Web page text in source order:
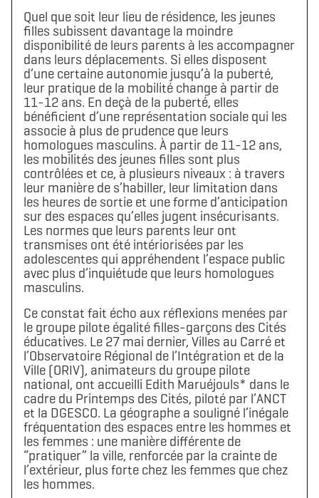
Télécharger le logo
(format .svg)
Télécharger le dossier d'identité complet
(format .zip)
Quel que soit leur lieu de résidence, les jeunes
filles subissent davantage la moindre
disponibilité de leurs parents à les accompagner
dans leurs déplacements. Si elles disposent
d’une certaine autonomie jusqu’à la puberté,
leur pratique de la mobilité change à partir de
11-12 ans. En deçà de la puberté, elles
bénéficient d’une représentation sociale qui les
associe à plus de prudence que leurs
homologues masculins. À partir de 11-12 ans,
les mobilités des jeunes filles sont plus
contrôlées et ce, à plusieurs niveaux : à travers
leur manière de s’habiller, leur limitation dans
les heures de sortie et une forme d’anticipation
sur des espaces qu’elles jugent insécurisants.
Les normes que leurs parents leur ont
transmises ont été intériorisées par les
adolescentes qui appréhendent l’espace public
avec plus d’inquiétude que leurs homologues
masculins.
Ce constat fait écho aux réflexions menées par
le groupe pilote égalité filles-garçons des Cités
éducatives. Le 27 mai dernier, Villes au Carré et
l’Observatoire Régional de l’Intégration et de la
Ville (ORIV), animateurs du groupe pilote
national, ont accueilli Edith Maruéjouls* dans le
cadre du Printemps des Cités, piloté par l’ANCT
et la DGESCO. La géographe a souligné l’inégale
fréquentation des espaces entre les hommes et
les femmes : une manière différente de
“pratiquer” la ville, renforcée par la crainte de
l’extérieur, plus forte chez les femmes que chez
les hommes.